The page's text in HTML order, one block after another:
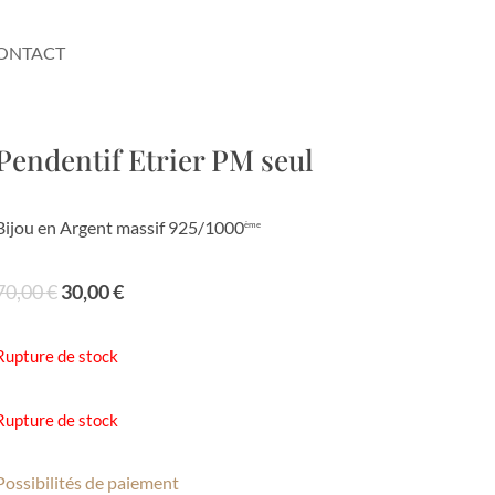
Etrier PM seul
en Argent massif 925/1000ème
€ Le
initial
70,00 €.
30,00€Le
de stock
de stock
de paiement